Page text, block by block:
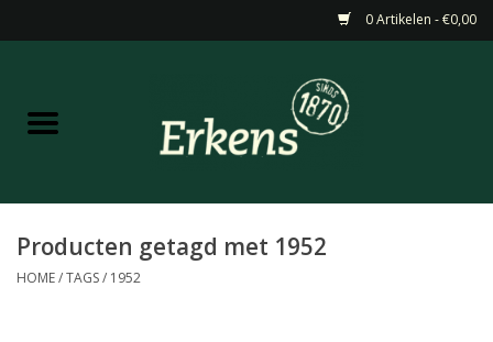
0 Artikelen - €0,00
Home
Producten getagd met 1952
HOME/TAGS/ 1952